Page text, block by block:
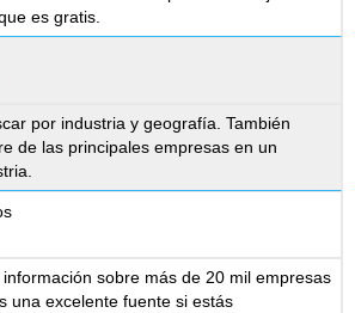
es gratis.
por industria y geografía. También
de las principales empresas en un
sobre más de 20 mil empresas
una excelente fuente si estás